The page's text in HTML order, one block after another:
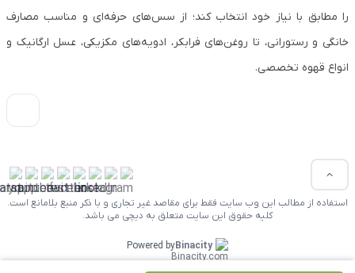
را مطابق با نیاز خود انتخاب کند؛ از سس‌های حرفه‌ای و مناسب مصارف
خانگی و رستورانی، تا روغن‌های فرابکر، ادویه‌های مکزیکی، عسل ارگانیک و
انواع قهوه تخصصی.
استفاده از مطالب این وب سایت فقط برای مقاصد غیر تجاری و با ذکر منبع بلامانع است.
کلیه حقوق این سایت متعلق به دیچی می باشد.
Powered byBinacity